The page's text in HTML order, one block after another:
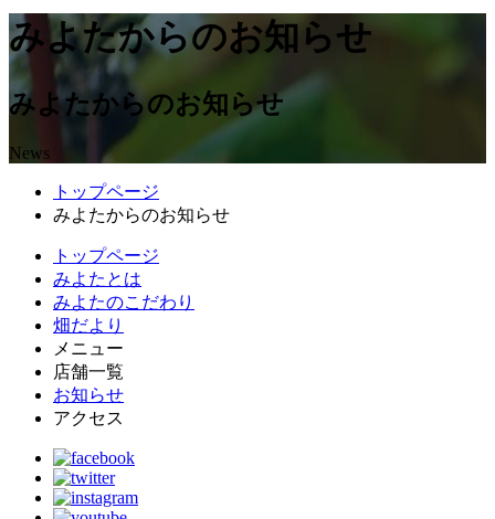
みよたからのお知らせ
みよたからのお知らせ
News
トップページ
みよたからのお知らせ
トップページ
みよたとは
みよたのこだわり
畑だより
メニュー
店舗一覧
お知らせ
アクセス